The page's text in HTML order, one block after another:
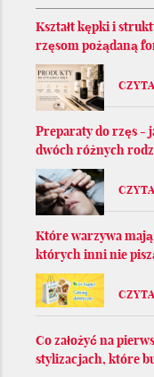
Kształt kępki i
rzęsom pożądaną
Preparaty do rzęs -
dwóch różnych
Które warzywa
których inni nie
Co założyć na
stylizacjach, które